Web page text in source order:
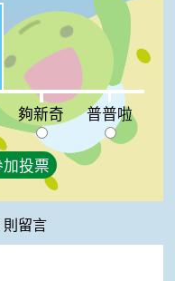
夠新奇:0%普普啦:0%
夠新奇 普普啦
投票
則留言